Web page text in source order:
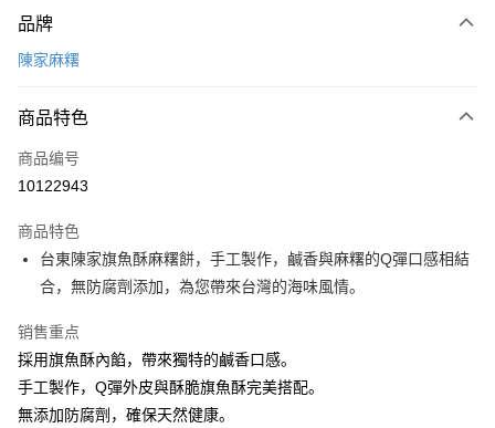
信用卡一次付款
AFTEE先享后付
一、關於 AFTEE先享後付
1. 於付款方式選擇AFTEE先享後付，將跳出AFTEE先享後付手機驗證視
2. 進行簡訊驗證之後，即可完成結帳手續。
3. 訂單確認後不需事先繳費，商品會配送至您的指定地址。
4. 下訂完成後，您的手機會收到一封繳費通知簡訊，APP會員則會收到
AFTEE APP推播通知。
APP於四大便利商店‧ATM/網銀等方式進行付款。
請留意繳費期限為 14 天。唯有下載 AFTEE App 成為 AFTEE 會員者方能享
有最長 45 天內付款之服務。
ATM付款
货到付款
运送方式
每笔NT$200，满NT$3,600(含以上)免运费
冷藏宅配
每笔NT$250，满NT$3,600(含以上)免运费
品牌
陳家麻糬
商品特色
商品编号
10122943
商品特色
台東陳家旗魚酥麻糬餅，手工製作，鹹香與麻糬的Q彈口感相結
合，無防腐劑添加，為您帶來台灣的海味風情。
销售重点
採用旗魚酥內餡，帶來獨特的鹹香口感。
手工製作，Q彈外皮與酥脆旗魚酥完美搭配。
無添加防腐劑，確保天然健康。